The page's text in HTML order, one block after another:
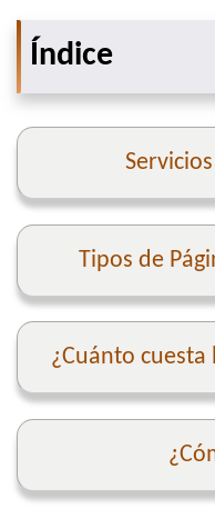
Índice
Tipos de
¿Cuánto